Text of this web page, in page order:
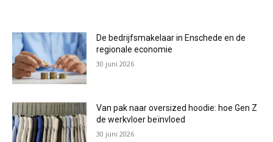
De bedrijfsmakelaar in Enschede en de
regionale economie
30 juni 2026
Van pak naar oversized hoodie: hoe Gen Z
de werkvloer beïnvloed
30 juni 2026